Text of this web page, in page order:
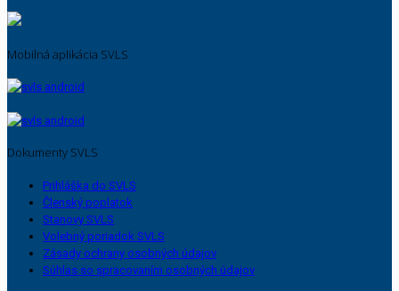
Mobilná aplikácia SVLS
Dokumenty SVLS
Prihláška do SVLS
Členský poplatok
Stanovy SVLS
Volebný poriadok SVLS
Zásady ochrany osobných údajov
Súhlas so spracovaním osobných údajov